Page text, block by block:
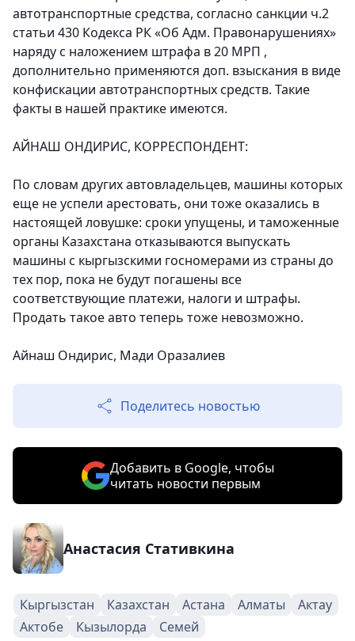
автотранспортные средства, согласно санкции ч.2
статьи 430 Кодекса РК «Об Адм. Правонарушениях»
наряду с наложением штрафа в 20 МРП ,
дополнительно применяются доп. взыскания в виде
конфискации автотранспортных средств. Такие
факты в нашей практике имеются.
АЙНАШ ОНДИРИС, КОРРЕСПОНДЕНТ:
По словам других автовладельцев, машины которых
еще не успели арестовать, они тоже оказались в
настоящей ловушке: сроки упущены, и таможенные
органы Казахстана отказываются выпускать
машины с кыргызскими госномерами из страны до
тех пор, пока не будут погашены все
соответствующие платежи, налоги и штрафы.
Продать такое авто теперь тоже невозможно.
Айнаш Ондирис, Мади Оразалиев
Поделитесь новостью
Добавить в Google, чтобы
читать новости первым
Анастасия Стативкина
Кыргызстан Казахстан Астана Алматы
Актау
Актобе
Кызылорда Семей